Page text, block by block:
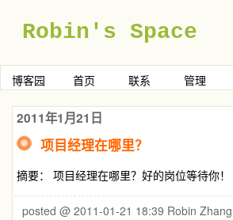
Robin's Space
博客园 首页 联系 管理
2011年1月21日
项目经理在哪里？
摘要： 项目经理在哪里？好的岗位等待你！
posted @ 2011-01-21 18:39 Robin Zhang